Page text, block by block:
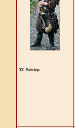
301 Beiträge